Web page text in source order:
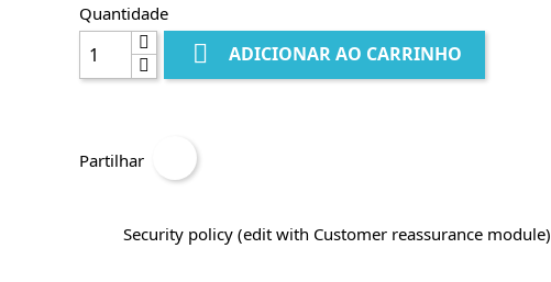
Quantidade
 ADICIONAR AO CARRINHO
Partilhar
Security policy (edit with Customer reassurance module)